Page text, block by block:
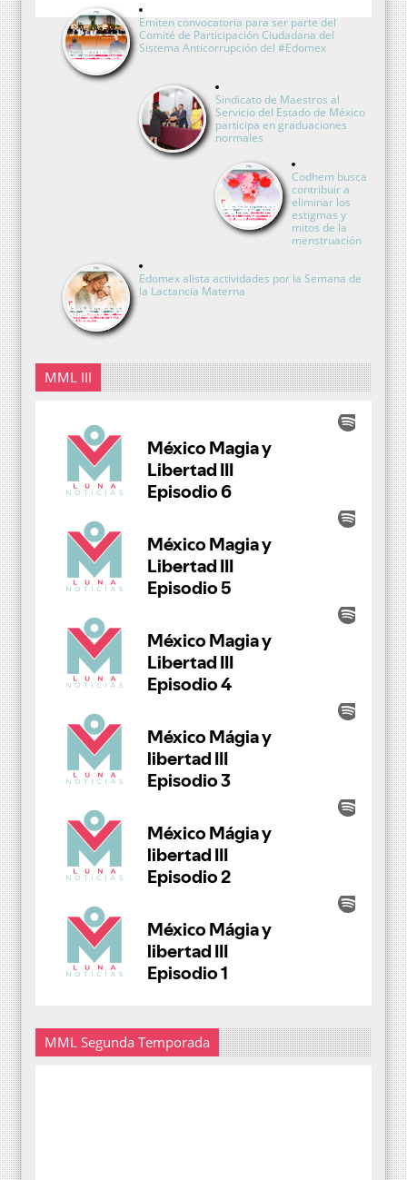
Emiten convocatoria para ser parte del
Comité de Participación Ciudadana del
Sistema Anticorrupción del #Edomex
Sindicato de Maestros al
Servicio del Estado de México
participa en graduaciones
normales
Codhem busca
contribuir a
eliminar los
estigmas y
mitos de la
menstruación
Edomex alista actividades por la Semana de
la Lactancia Materna
MML III
MML Segunda Temporada